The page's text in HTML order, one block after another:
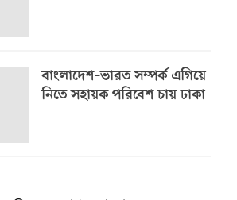
বাংলাদেশ–ভারত সম্পর্ক এগিয়ে
নিতে সহায়ক পরিবেশ চায় ঢাকা